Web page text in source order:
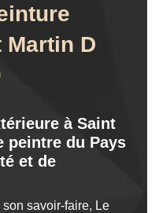
D
à Saint
peintre du Pays
et de
savoir-faire, Le